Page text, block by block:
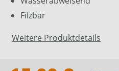
Filzbar
Weitere Produktdetails